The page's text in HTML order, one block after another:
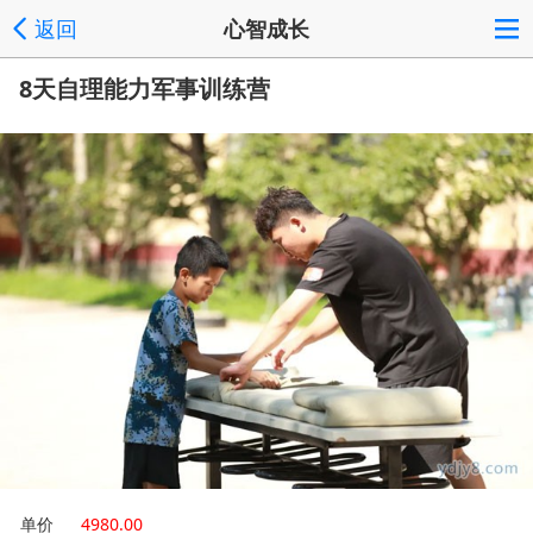
返回 心智成长
8天自理能力军事训练营
单价
4980.00